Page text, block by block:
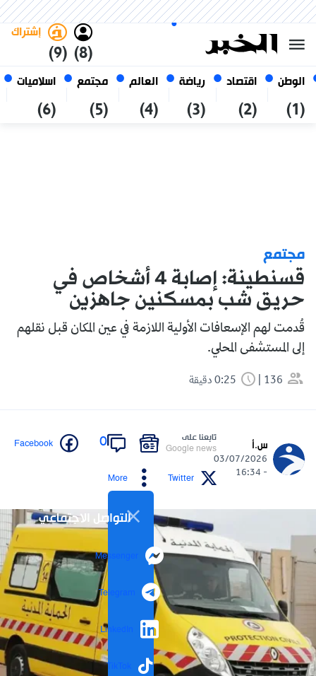
الوطن
(1)
اقتصاد
(2)
رياضة
(3)
العالم
(4)
مجتمع
(5)
اسلاميات
(6)
(8)
إشتراك
(9)
أغسطس 2026
الجزائر
مجتمع
قسنطينة: إصابة 4 أشخاص في
حريق شب بمسكنين جاهزين
قُدمت لهم الإسعافات الأولية اللازمة في عين المكان قبل نقلهم
إلى المستشفى المحلي.
136
س.أ
03/07/2026
- 16:34
تابعنا على
Google news
0
Facebook
Twitter
More
التواصل الاجتماعي
Messenger
Telegram
LinkedIn
TikTok